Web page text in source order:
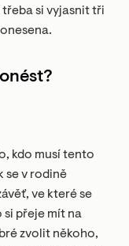
třeba si vyjasnit tři
kdo musí tento
se v rodině
ve které se
si přeje mít na
zvolit někoho,